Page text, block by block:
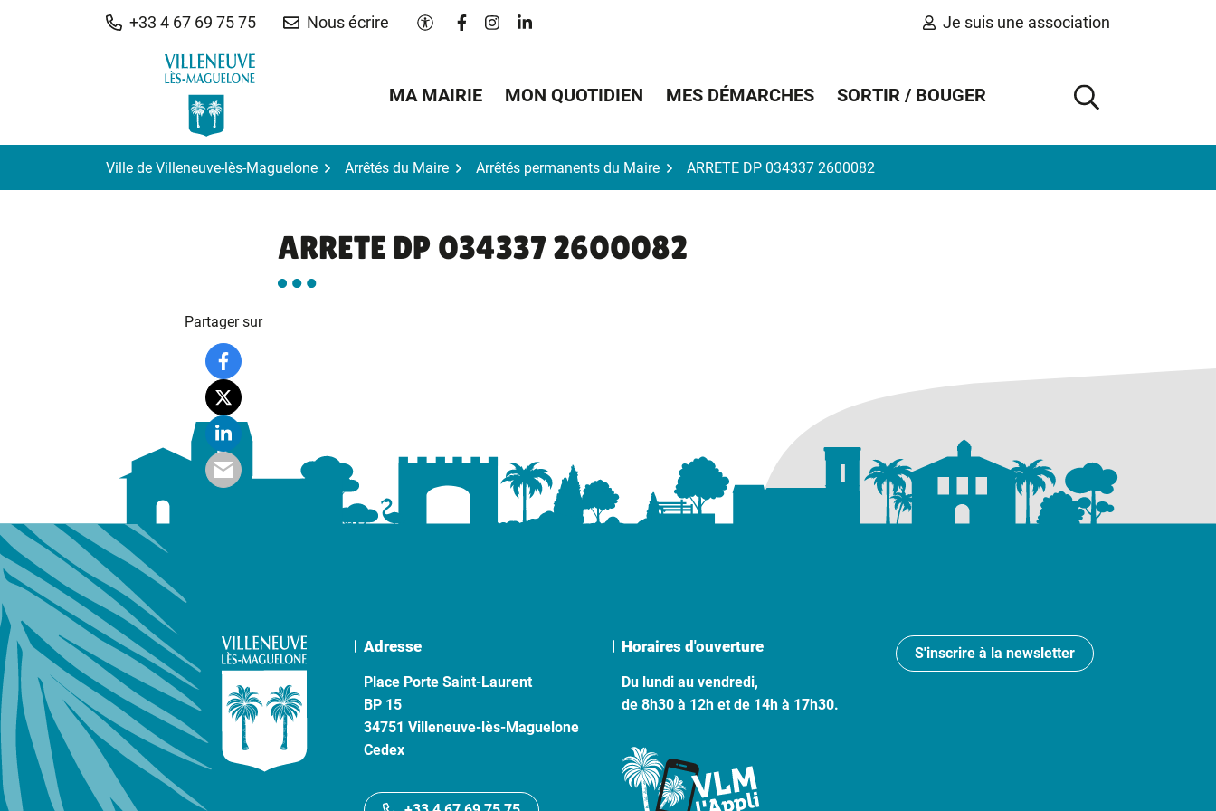
+33 4 67 69 75 75 Nous écrire Paramètres d'accessibilité
Lien vers le compte Facebook
Lien vers le compte Instagram
Lien vers le compte Linkedin Je suis une association
MA MAIRIE MON QUOTIDIEN MES DÉMARCHES SORTIR / BOUGER
AFFICHER
Ville de Villeneuve-lès-Maguelone Arrêtés du Maire Arrêtés permanents du Maire ARRETE DP 034337 2600082
ARRETE DP 034337 2600082
Partager sur
Adresse
Place Porte Saint-Laurent
BP 15
34751 Villeneuve-lès-Maguelone
Cedex
Horaires d'ouverture
Du lundi au vendredi,
de 8h30 à 12h et de 14h à 17h30.
S'inscrire à la newsletter